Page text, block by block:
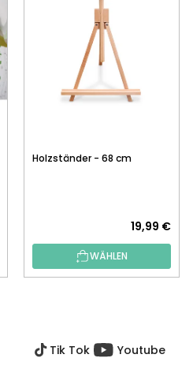
Holzständer - 68 cm
19,99 €
WÄHLEN
Tik Tok Youtube